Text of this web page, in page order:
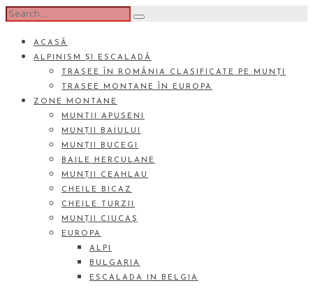
ACASĂ
ALPINISM ȘI ESCALADĂ
TRASEE ÎN ROMÂNIA CLASIFICATE PE MUNȚI
TRASEE MONTANE ÎN EUROPA
ZONE MONTANE
MUNTII APUSENI
MUNȚII BAIULUI
MUNȚII BUCEGI
BAILE HERCULANE
MUNȚII CEAHLAU
CHEILE BICAZ
CHEILE TURZII
MUNȚII CIUCAŞ
EUROPA
ALPI
BULGARIA
ESCALADA IN BELGIA